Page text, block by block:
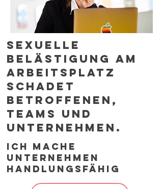
Sexuelle
Belästigung am
Arbeitsplatz
schadet
Betroffenen,
Teams und
Unternehmen.
ich mache
unternehmen
handlungsfähig